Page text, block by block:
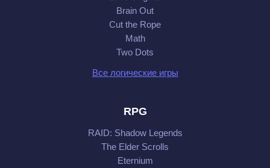
Brain Out
Cut the Rope
Math
Two Dots
Все логические игры
RPG
RAID: Shadow Legends
The Elder Scrolls
Eternium